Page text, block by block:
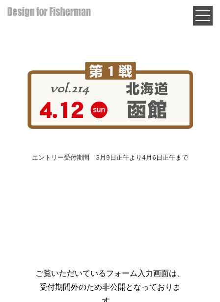
エントリー受付期間 3月9日正午より4月6日正午まで